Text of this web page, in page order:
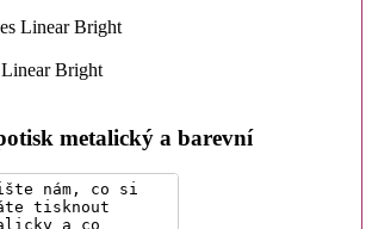
Bright
metalický a barevní